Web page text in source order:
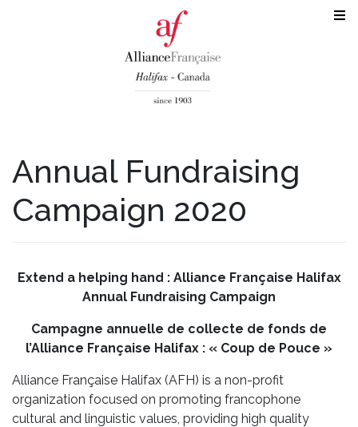
Annual Fundraising
Campaign 2020
Extend a helping hand : Alliance Française Halifax
Annual Fundraising Campaign
Campagne annuelle de collecte de fonds de
l’Alliance Française Halifax : « Coup de Pouce »
Alliance Française Halifax (AFH) is a non-profit
organization focused on promoting francophone
cultural and linguistic values, providing high quality